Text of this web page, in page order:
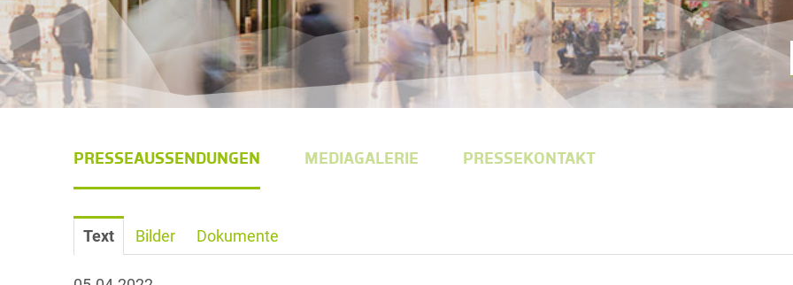
PRESSEAUSSENDUNGEN MEDIAGALERIE PRESSEKONTAKT
Text Bilder Dokumente